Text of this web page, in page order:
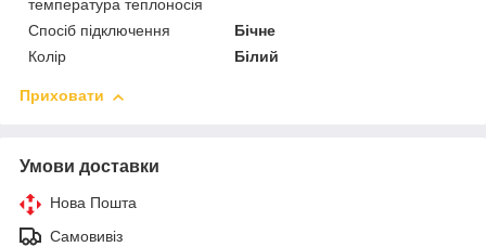
температура теплоносія
Спосіб підключення
Бічне
Колір
Білий
Приховати
Умови доставки
Нова Пошта
Самовивіз